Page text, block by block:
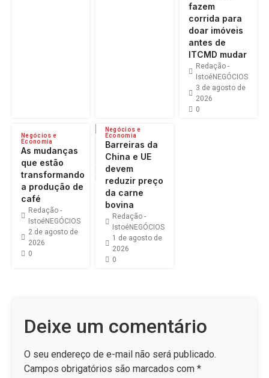
fazem
corrida para
doar imóveis
antes de
ITCMD mudar
Redação -
IstoéNEGÓCIOS
3 de agosto de
2026
0
Negócios e
Economia
As mudanças
que estão
transformando
a produção de
café
Redação -
IstoéNEGÓCIOS
2 de agosto de
2026
0
Negócios e
Economia
Barreiras da
China e UE
devem
reduzir preço
da carne
bovina
Redação -
IstoéNEGÓCIOS
1 de agosto de
2026
0
Deixe um comentário
O seu endereço de e-mail não será publicado.
Campos obrigatórios são marcados com *